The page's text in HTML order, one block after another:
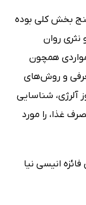
بخش کلی بوده
نثری روان
مواردی همچون
و روش‌های
آلرژی، شناسایی
غذا، را مورد
انیسی نیا